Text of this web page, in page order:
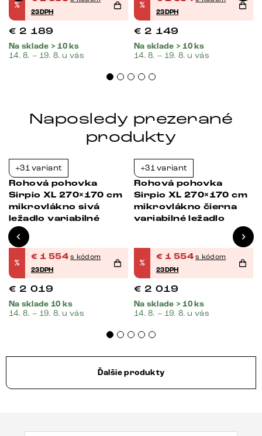
%
23DPH
€ 2 189
Na sklade > 10 ks
14. 8. – 19. 8. u vás
%
23DPH
€ 2 149
Na sklade > 10 ks
14. 8. – 19. 8. u vás
Naposledy prezerané
produkty
+31 variant
Rohová pohovka
Sirpio XL 270×170 cm
mikrovlákno sivá
ležadlo variabilné
%
€ 1 554 s kódom
23DPH
€ 2 019
Na sklade 10 ks
14. 8. – 19. 8. u vás
Bestseller
+31 variant
Rohová pohovka
Sirpio XL 270×170 cm
mikrovlákno čierna
variabilné ležadlo
%
€ 1 554 s kódom
23DPH
€ 2 019
Na sklade > 10 ks
14. 8. – 19. 8. u vás
Ďalšie produkty